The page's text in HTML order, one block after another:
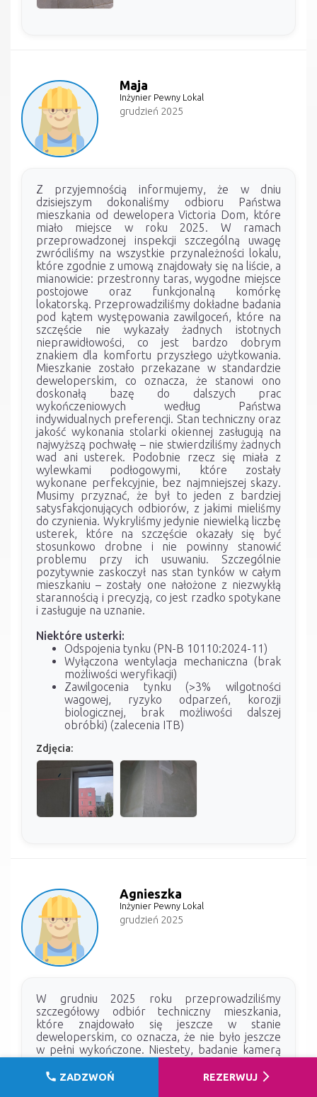
Maja
Inżynier Pewny Lokal
grudzień 2025
Z przyjemnością informujemy, że w dniu
dzisiejszym dokonaliśmy odbioru Państwa
mieszkania od dewelopera Victoria Dom, które
miało miejsce w roku 2025. W ramach
przeprowadzonej inspekcji szczególną uwagę
zwróciliśmy na wszystkie przynależności lokalu,
które zgodnie z umową znajdowały się na liście, a
mianowicie: przestronny taras, wygodne miejsce
postojowe oraz funkcjonalną komórkę
lokatorską. Przeprowadziliśmy dokładne badania
pod kątem występowania zawilgoceń, które na
szczęście nie wykazały żadnych istotnych
nieprawidłowości, co jest bardzo dobrym
znakiem dla komfortu przyszłego użytkowania.
Mieszkanie zostało przekazane w standardzie
deweloperskim, co oznacza, że stanowi ono
doskonałą bazę do dalszych prac
wykończeniowych według Państwa
indywidualnych preferencji. Stan techniczny oraz
jakość wykonania stolarki okiennej zasługują na
najwyższą pochwałę – nie stwierdziliśmy żadnych
wad ani usterek. Podobnie rzecz się miała z
wylewkami podłogowymi, które zostały
wykonane perfekcyjnie, bez najmniejszej skazy.
Musimy przyznać, że był to jeden z bardziej
satysfakcjonujących odbiorów, z jakimi mieliśmy
do czynienia. Wykryliśmy jedynie niewielką liczbę
usterek, które na szczęście okazały się być
stosunkowo drobne i nie powinny stanowić
problemu przy ich usuwaniu. Szczególnie
pozytywnie zaskoczył nas stan tynków w całym
mieszkaniu – zostały one nałożone z niezwykłą
starannością i precyzją, co jest rzadko spotykane
i zasługuje na uznanie.
Niektóre usterki:
Odspojenia tynku (PN-B 10110:2024-11)
Wyłączona wentylacja mechaniczna (brak
możliwości weryfikacji)
Zawilgocenia tynku (>3% wilgotności
wagowej, ryzyko odparzeń, korozji
biologicznej, brak możliwości dalszej
obróbki) (zalecenia ITB)
Zdjęcia:
Agnieszka
Inżynier Pewny Lokal
grudzień 2025
W grudniu 2025 roku przeprowadziliśmy
szczegółowy odbiór techniczny mieszkania,
które znajdowało się jeszcze w stanie
deweloperskim, co oznacza, że nie było jeszcze
w pełni wykończone. Niestety, badanie kamerą
uwagi na nieukończony stan lokalu. Dokładnie
call ZADZWOŃ REZERWUJ arrow_forward_ios